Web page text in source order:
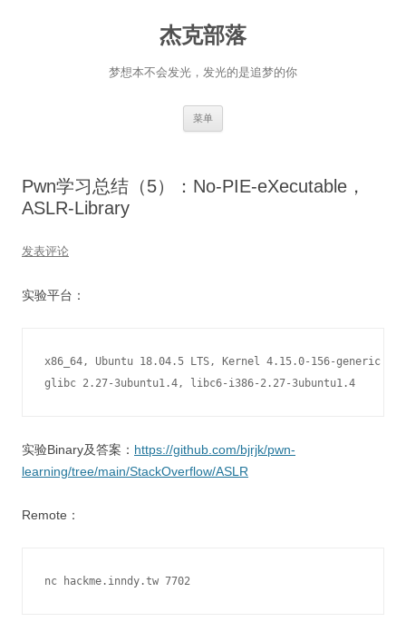
杰克部落
梦想本不会发光，发光的是追梦的你
菜单
Pwn学习总结（5）：No-PIE-eXecutable，
ASLR-Library
发表评论
实验平台：
x86_64, Ubuntu 18.04.5 LTS, Kernel 4.15.0-156-generic
glibc 2.27-3ubuntu1.4, libc6-i386-2.27-3ubuntu1.4
实验Binary及答案： https://github.com/bjrjk/pwn-
learning/tree/main/StackOverflow/ASLR
Remote：
nc hackme.inndy.tw 7702